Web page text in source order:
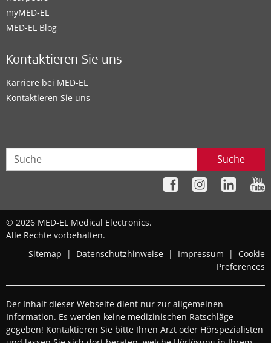
myMED‑EL
MED-EL Blog
Kontaktieren Sie uns
Karriere bei MED-EL
Kontaktieren Sie uns
Suche
© 2026 MED-EL Medical Electronics.
Alle Rechte vorbehalten.
Sitemap
| Datenschutzhinweise | Impressum | Cookie
Preferences
Der Inhalt dieser Webseite dient nur zur allgemeinen
Information. Es werden keine medizinischen Ratschläge
gegeben! Kontaktieren Sie bitte Ihren Arzt oder Hörspezialisten